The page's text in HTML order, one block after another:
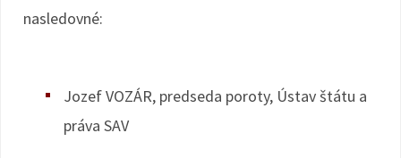
nasledovné:
Jozef VOZÁR, predseda poroty, Ústav štátu a
práva SAV